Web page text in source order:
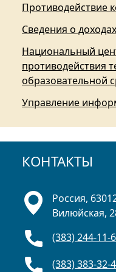
Противодействие
Сведения о
Национальный
противодействия
образовательной
Управление
КОНТАКТЫ
Россия,
Вилюйская,
(383) 244-
(383) 383-